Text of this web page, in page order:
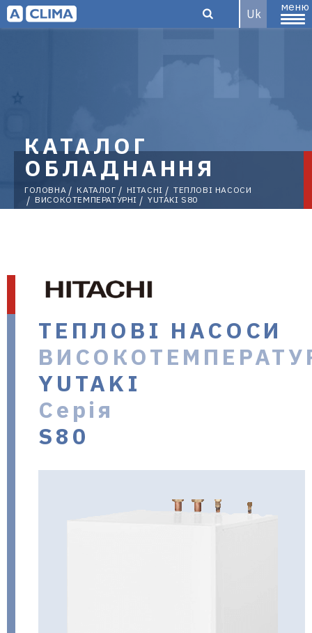
кліматичного
обладнання
в Україні
Uk
меню
КАТАЛОГ
ОБЛАДНАННЯ
ГОЛОВНА КАТАЛОГ HITACHI
ТЕПЛОВІ НАСОСИ
ВИСОКОТЕМПЕРАТУРНІ
YUTAKI S80
ТЕПЛОВІ НАСОСИ
YUTAKI
Серія
S80